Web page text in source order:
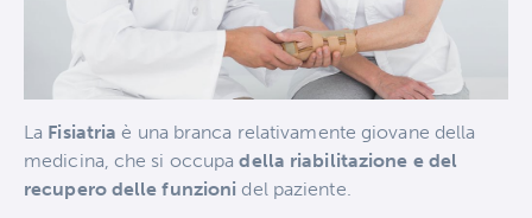
La Fisiatria è una branca relativamente giovane della
medicina, che si occupadella riabilitazione e del
recupero delle funzioni del paziente.